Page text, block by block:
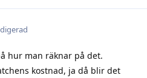
hur man räknar på det.
kostnad, ja då blir det